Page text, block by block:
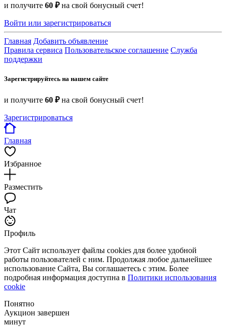
и получите 60 ₽на свой бонусный счет!
Войти или зарегистрироваться
Главная Добавить объявление
Правила сервиса Пользовательское соглашение Служба
поддержки
Зарегистрируйтесь на нашем сайте
и получите 60 ₽на свой бонусный счет!
Зарегистрироваться
Главная
Избранное
Разместить
Чат
Профиль
Этот Сайт использует файлы cookies для более удобной
работы пользователей с ним. Продолжая любое дальнейшее
использование Сайта, Вы соглашаетесь с этим. Более
подробная информация доступна в Политики использования
cookie
Понятно
Аукцион завершен
минут